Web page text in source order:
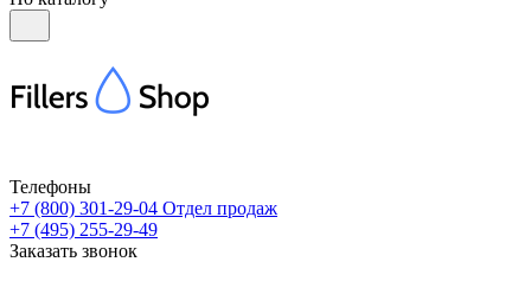
Телефоны
+7 (800) 301-29-04 Отдел продаж
+7 (495) 255-29-49
Заказать звонок